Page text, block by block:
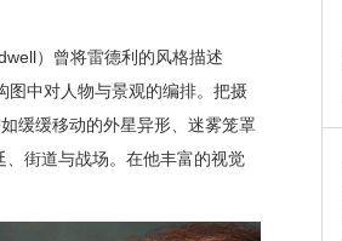
）曾将雷德利的风格描述
图中对人物与景观的编排。把摄
缓缓移动的外星异形、迷雾笼罩
、街道与战场。在他丰富的视觉